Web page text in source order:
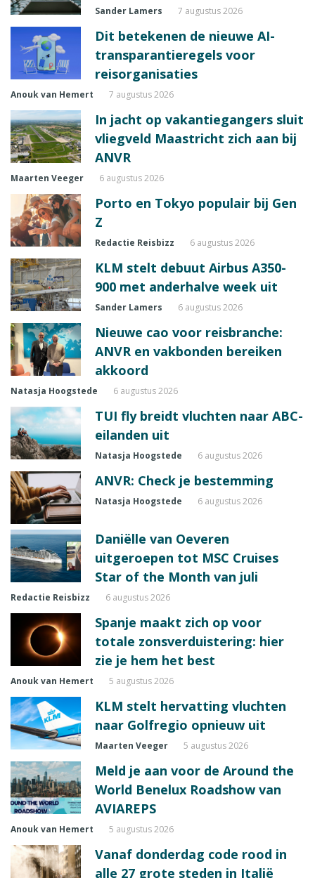
Sander Lamers 7 augustus 2026
Dit betekenen de nieuwe AI-
transparantieregels voor
reisorganisaties
Anouk van Hemert 7 augustus 2026
In jacht op vakantiegangers sluit
vliegveld Maastricht zich aan bij
ANVR
Maarten Veeger 6 augustus 2026
Porto en Tokyo populair bij Gen
Z
Redactie Reisbizz 6 augustus 2026
KLM stelt debuut Airbus A350-
900 met anderhalve week uit
Sander Lamers 6 augustus 2026
Nieuwe cao voor reisbranche:
ANVR en vakbonden bereiken
akkoord
Natasja Hoogstede 6 augustus 2026
TUI fly breidt vluchten naar ABC-
eilanden uit
Natasja Hoogstede 6 augustus 2026
ANVR: Check je bestemming
Natasja Hoogstede 6 augustus 2026
Daniëlle van Oeveren
uitgeroepen tot MSC Cruises
Star of the Month van juli
Redactie Reisbizz 6 augustus 2026
Spanje maakt zich op voor
totale zonsverduistering: hier
zie je hem het best
Anouk van Hemert 5 augustus 2026
KLM stelt hervatting vluchten
naar Golfregio opnieuw uit
Maarten Veeger 5 augustus 2026
Meld je aan voor de Around the
World Benelux Roadshow van
AVIAREPS
Anouk van Hemert 5 augustus 2026
Vanaf donderdag code rood in
alle 27 grote steden in Italië